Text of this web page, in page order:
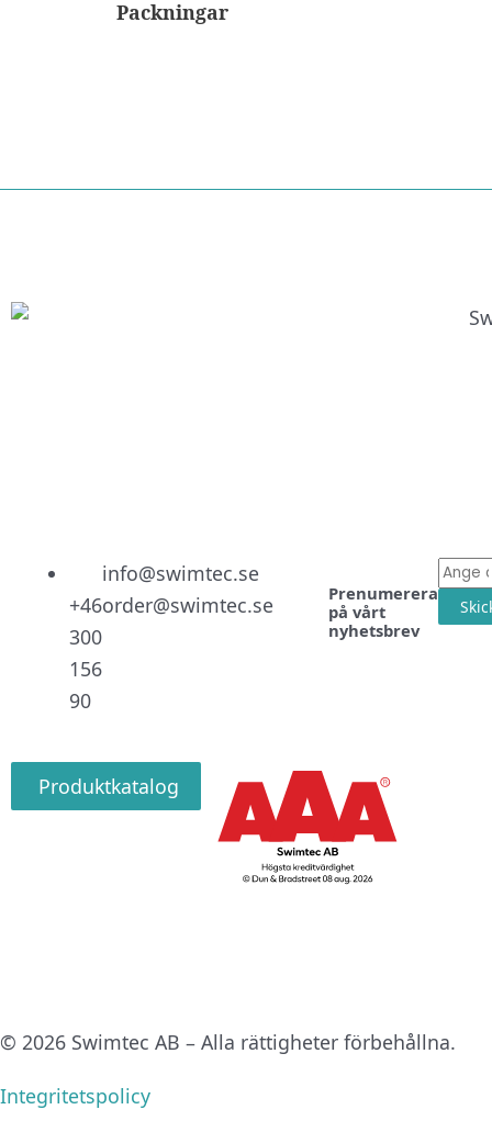
Packningar
+46
300
156
90
info@swimtec.se
order@swimtec.se
Prenumerera
på vårt
nyhetsbrev
E-
post
Produktkatalog
© 2026 Swimtec AB – Alla rättigheter förbehållna.
Integritetspolicy